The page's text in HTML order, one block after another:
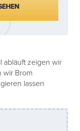
abläuft zeigen wir
wir Brom
lassen